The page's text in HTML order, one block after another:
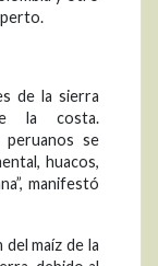
de la sierra
la costa.
peruanos se
huacos,
manifestó
maíz de la